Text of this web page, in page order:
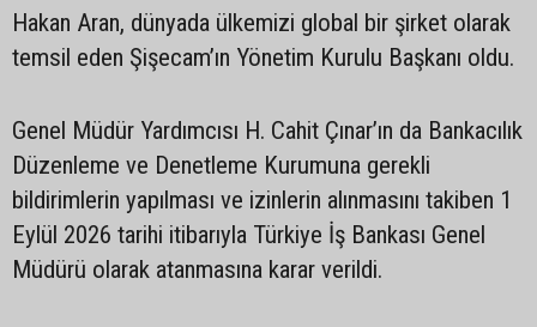
Hakan Aran, dünyada ülkemizi global bir şirket olarak
temsil eden Şişecam’ın Yönetim Kurulu Başkanı oldu.
Genel Müdür Yardımcısı H. Cahit Çınar’ın da Bankacılık
Düzenleme ve Denetleme Kurumuna gerekli
bildirimlerin yapılması ve izinlerin alınmasını takiben 1
Eylül 2026 tarihi itibarıyla Türkiye İş Bankası Genel
Müdürü olarak atanmasına karar verildi.